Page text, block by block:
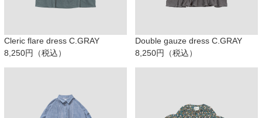
Cleric flare dress C.GRAY
8,250円（税込）
Double gauze dress C.GRAY
8,250円（税込）